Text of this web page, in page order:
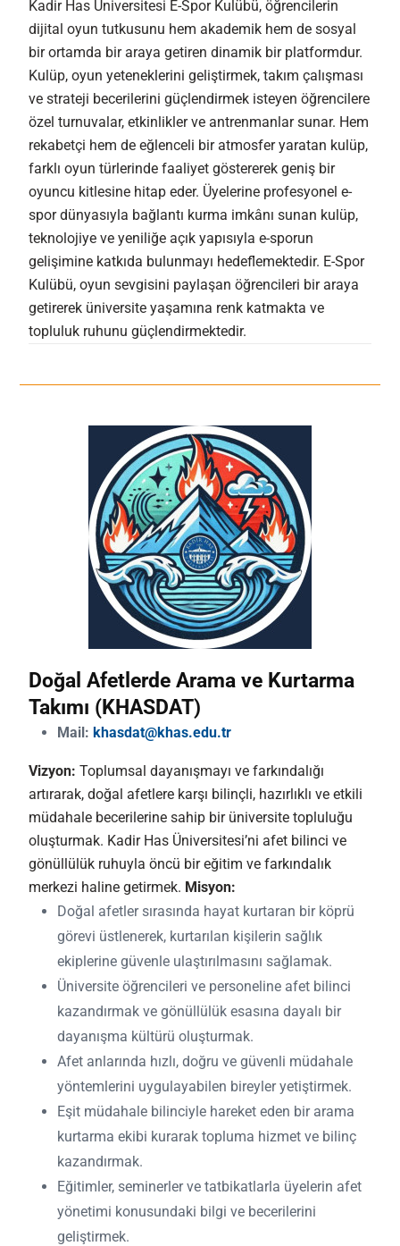
Kadir Has Üniversitesi E-Spor Kulübü, öğrencilerin
dijital oyun tutkusunu hem akademik hem de sosyal
bir ortamda bir araya getiren dinamik bir platformdur.
Kulüp, oyun yeteneklerini geliştirmek, takım çalışması
ve strateji becerilerini güçlendirmek isteyen öğrencilere
özel turnuvalar, etkinlikler ve antrenmanlar sunar. Hem
rekabetçi hem de eğlenceli bir atmosfer yaratan kulüp,
farklı oyun türlerinde faaliyet göstererek geniş bir
oyuncu kitlesine hitap eder. Üyelerine profesyonel e-
spor dünyasıyla bağlantı kurma imkânı sunan kulüp,
teknolojiye ve yeniliğe açık yapısıyla e-sporun
gelişimine katkıda bulunmayı hedeflemektedir. E-Spor
Kulübü, oyun sevgisini paylaşan öğrencileri bir araya
getirerek üniversite yaşamına renk katmakta ve
topluluk ruhunu güçlendirmektedir.
Doğal Afetlerde Arama ve Kurtarma
Takımı (KHASDAT)
Mail: khasdat@khas.edu.tr
Vizyon: Toplumsal dayanışmayı ve farkındalığı
artırarak, doğal afetlere karşı bilinçli, hazırlıklı ve etkili
müdahale becerilerine sahip bir üniversite topluluğu
oluşturmak. Kadir Has Üniversitesi’ni afet bilinci ve
gönüllülük ruhuyla öncü bir eğitim ve farkındalık
merkezi haline getirmek. Misyon:
Doğal afetler sırasında hayat kurtaran bir köprü
görevi üstlenerek, kurtarılan kişilerin sağlık
ekiplerine güvenle ulaştırılmasını sağlamak.
Üniversite öğrencileri ve personeline afet bilinci
kazandırmak ve gönüllülük esasına dayalı bir
dayanışma kültürü oluşturmak.
Afet anlarında hızlı, doğru ve güvenli müdahale
yöntemlerini uygulayabilen bireyler yetiştirmek.
Eşit müdahale bilinciyle hareket eden bir arama
kurtarma ekibi kurarak topluma hizmet ve bilinç
kazandırmak.
Eğitimler, seminerler ve tatbikatlarla üyelerin afet
yönetimi konusundaki bilgi ve becerilerini
geliştirmek.